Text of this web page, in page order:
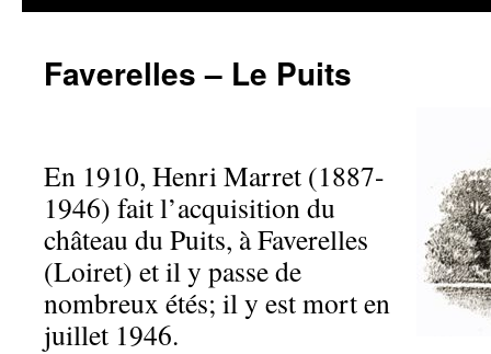
Faverelles – Le Puits
En 1910, Henri Marret (1887-
1946) fait l’acquisition du
château du Puits, à Faverelles
(Loiret) et il y passe de
nombreux étés; il y est mort en
juillet 1946.